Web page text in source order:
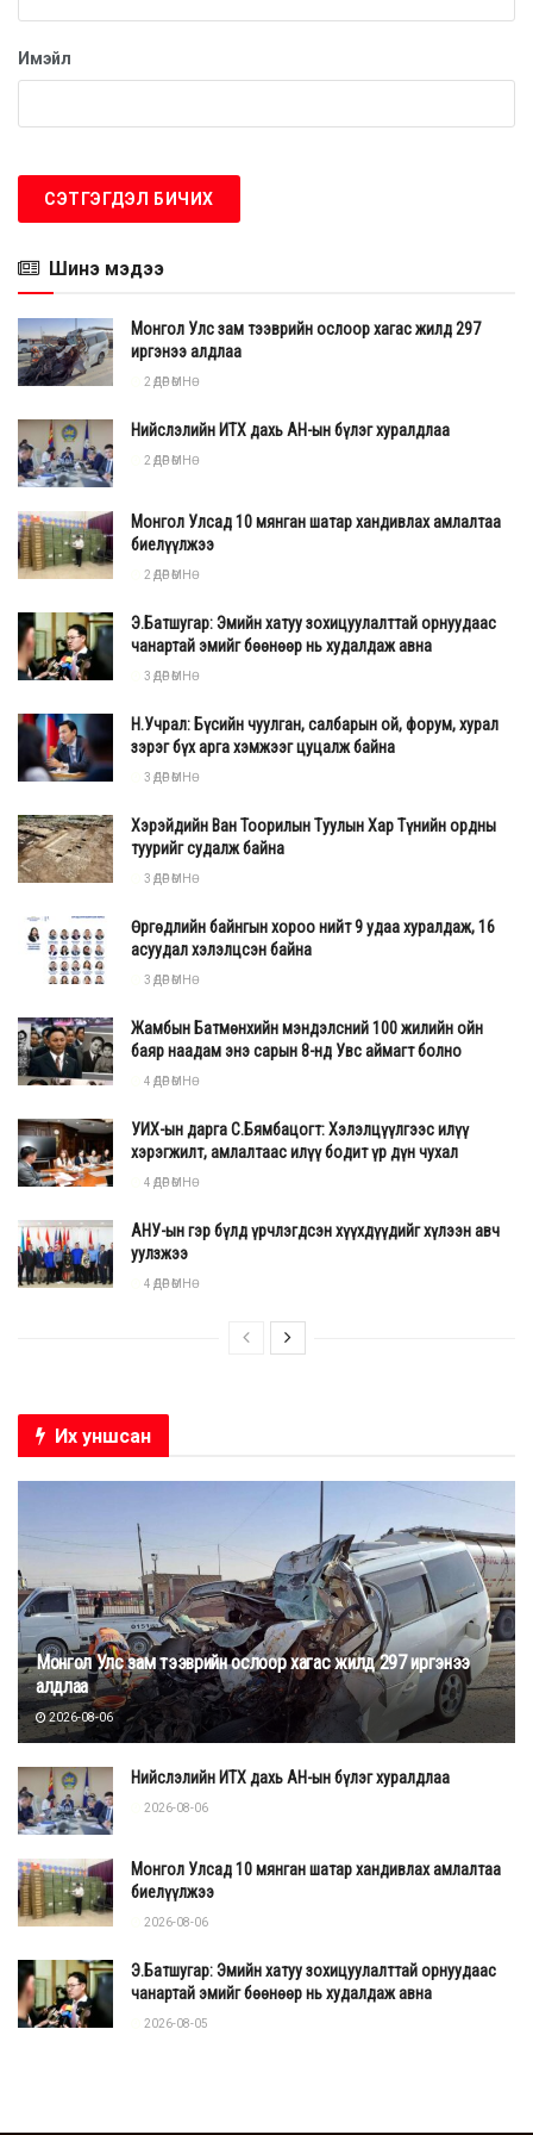
Тиймээс энэхүү шинэ замын трассын нөхцөл байдалтай
танилцаж, зам тавихад тулгамдаж буй асуудал,
асуудлыг хэрхэн шийдвэрлэх боломжтой талаар газар
солилцлоо. Мөн БЗД-ийн 14-р хороо, “Cinema next”
орчимд тавигдах шинэ замын трассын нөхцөл
Имэйл
Шинэ мэдээ
Монгол Улс зам тээврийн ослоор хагас жилд 297
иргэнээ алдлаа
2 ӨДӨР ӨМНӨ
Нийслэлийн ИТХ дахь АН-ын бүлэг хуралдлаа
2 ӨДӨР ӨМНӨ
Монгол Улсад 10 мянган шатар хандивлах амлалтаа
биелүүлжээ
2 ӨДӨР ӨМНӨ
Э.Батшугар: Эмийн хатуу зохицуулалттай орнуудаас
чанартай эмийг бөөнөөр нь худалдаж авна
3 ӨДӨР ӨМНӨ
Н.Учрал: Бүсийн чуулган, салбарын ой, форум, хурал
зэрэг бүх арга хэмжээг цуцалж байна
3 ӨДӨР ӨМНӨ
Хэрэйдийн Ван Тоорилын Туулын Хар Түнийн ордны
туурийг судалж байна
3 ӨДӨР ӨМНӨ
Өргөдлийн байнгын хороо нийт 9 удаа хуралдаж, 16
асуудал хэлэлцсэн байна
3 ӨДӨР ӨМНӨ
Жамбын Батмөнхийн мэндэлсний 100 жилийн ойн
баяр наадам энэ сарын 8-нд Увс аймагт болно
4 ӨДӨР ӨМНӨ
УИХ-ын дарга С.Бямбацогт: Хэлэлцүүлгээс илүү
хэрэгжилт, амлалтаас илүү бодит үр дүн чухал
4 ӨДӨР ӨМНӨ
АНУ-ын гэр бүлд үрчлэгдсэн хүүхдүүдийг хүлээн авч
уулзжээ
4 ӨДӨР ӨМНӨ
Их уншсан
Монгол Улс зам тээврийн ослоор хагас жилд 297 иргэнээ
алдлаа
2026-08-06
Нийслэлийн ИТХ дахь АН-ын бүлэг хуралдлаа
2026-08-06
Монгол Улсад 10 мянган шатар хандивлах амлалтаа
биелүүлжээ
2026-08-06
Э.Батшугар: Эмийн хатуу зохицуулалттай орнуудаас
чанартай эмийг бөөнөөр нь худалдаж авна
2026-08-05